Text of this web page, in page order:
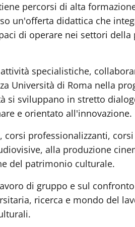
percorsi di alta
un'offerta didattica che
di operare nei settori
specialistiche,
Università di Roma nella
sviluppano in stretto
e orientato all'innovazione.
professionalizzanti,
alla produzione
del patrimonio culturale.
di gruppo e sul
ricerca e mondo del